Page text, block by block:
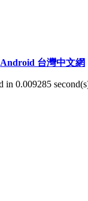
Android 台灣中文網
in 0.009285